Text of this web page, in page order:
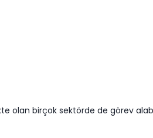
olan birçok sektörde de görev